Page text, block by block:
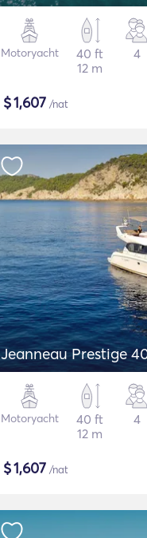
Motoryacht
40 ft
12 m
4
$1,607 /nat
Jeanneau Prestige
Motoryacht
40 ft
12 m
4
$1,607 /nat